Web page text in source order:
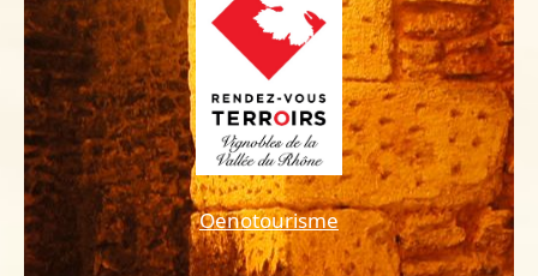
Oenotourisme